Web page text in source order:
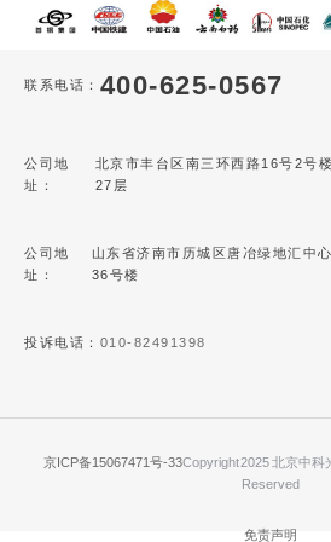
联系电话： 400-625-0567
公司地
址：
北京市丰台区南三环西路16号2号楼
27层
公司地
址：
山东省济南市历城区唐冶绿地汇中心
36号楼
投诉电话： 010-82491398
京ICP备15067471号-33Copyright 2025 北京中科
Reserved
免责声明